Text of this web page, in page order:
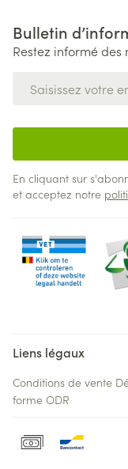
Bulletin
Restez informé
En cliquant sur
et acceptez notre
Liens légaux
Conditions de vente
forme ODR